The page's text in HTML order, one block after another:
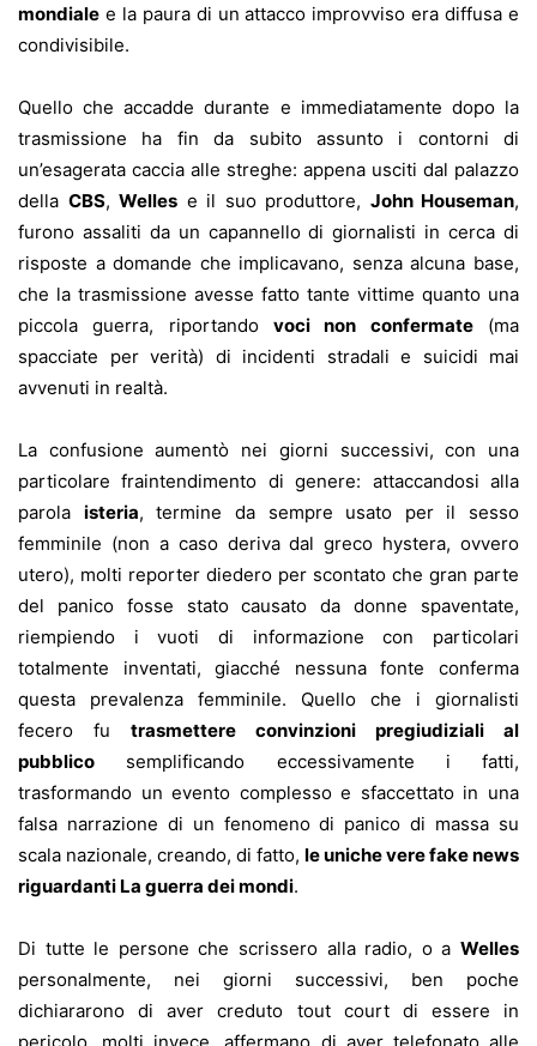
mondiale e la paura di un attacco improvviso era diffusa e
condivisibile.
Quello che accadde durante e immediatamente dopo la
trasmissione ha fin da subito assunto i contorni di
un’esagerata caccia alle streghe: appena usciti dal palazzo
della CBS, Welles e il suo produttore, John Houseman,
furono assaliti da un capannello di giornalisti in cerca di
risposte a domande che implicavano, senza alcuna base,
che la trasmissione avesse fatto tante vittime quanto una
piccola guerra, riportando voci non confermate(ma
spacciate per verità) di incidenti stradali e suicidi mai
avvenuti in realtà.
La confusione aumentò nei giorni successivi, con una
particolare fraintendimento di genere: attaccandosi alla
parola isteria, termine da sempre usato per il sesso
femminile (non a caso deriva dal greco hystera, ovvero
utero), molti reporter diedero per scontato che gran parte
del panico fosse stato causato da donne spaventate,
riempiendo i vuoti di informazione con particolari
totalmente inventati, giacché nessuna fonte conferma
questa prevalenza femminile. Quello che i giornalisti
fecero fu trasmettere convinzioni pregiudiziali al
pubblico semplificando eccessivamente i fatti,
trasformando un evento complesso e sfaccettato in una
falsa narrazione di un fenomeno di panico di massa su
scala nazionale, creando, di fatto, le uniche vere fake news
riguardanti La guerra dei mondi.
Di tutte le persone che scrissero alla radio, o a Welles
personalmente, nei giorni successivi, ben poche
dichiararono di aver creduto tout court di essere in
pericolo, molti invece, affermano di aver telefonato alle